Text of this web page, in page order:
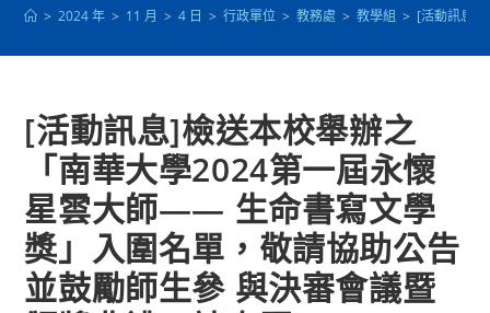
> 2024 年 > 11 月 > 4 日 > 行政單位 > 教務處 > 教學組 > [活動訊息]
[活動訊息]檢送本校舉辦之
「南華大學2024第一屆永懷
星雲大師—— 生命書寫文學
獎」入圍名單，敬請協助公告
並鼓勵師生參 與決審會議暨